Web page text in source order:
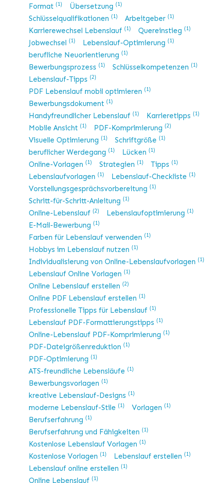
Format (1) Übersetzung (1)
Schlüsselqualifikationen (1) Arbeitgeber (1)
Karrierewechsel Lebenslauf (1) Quereinstieg (1)
Jobwechsel (1) Lebenslauf-Optimierung (1)
berufliche Neuorientierung (1)
Bewerbungsprozess (1) Schlüsselkompetenzen (1)
Lebenslauf-Tipps (2)
PDF Lebenslauf mobil optimieren (1)
Bewerbungsdokument (1)
Handyfreundlicher Lebenslauf (1) Karrieretipps (1)
Mobile Ansicht (1) PDF-Komprimierung (2)
Visuelle Optimierung (1) Schriftgröße (1)
beruflicher Werdegang (1) Lücken (1)
Online-Vorlagen (1) Strategien (1) Tipps (1)
Lebenslaufvorlagen (1) Lebenslauf-Checkliste (1)
Vorstellungsgesprächsvorbereitung (1)
Schritt-für-Schritt-Anleitung (1)
Online-Lebenslauf (2) Lebenslaufoptimierung (1)
E-Mail-Bewerbung (1)
Farben für Lebenslauf verwenden (1)
Hobbys im Lebenslauf nutzen (1)
Individualisierung von Online-Lebenslaufvorlagen (1)
Lebenslauf Online Vorlagen (1)
Online Lebenslauf erstellen (2)
Online PDF Lebenslauf erstellen (1)
Professionelle Tipps für Lebenslauf (1)
Lebenslauf PDF-Formattierungstipps (1)
Online-Lebenslauf PDF-Komprimierung (1)
PDF-Dateigrößenreduktion (1)
PDF-Optimierung (1)
ATS-freundliche Lebensläufe (1)
Bewerbungsvorlagen (1)
kreative Lebenslauf-Designs (1)
moderne Lebenslauf-Stile (1) Vorlagen (1)
Berufserfahrung (1)
Berufserfahrung und Fähigkeiten (1)
Kostenlose Lebenslauf Vorlagen (1)
Kostenlose Vorlagen (1) Lebenslauf erstellen (1)
Lebenslauf online erstellen (1)
Online Lebenslauf (1)